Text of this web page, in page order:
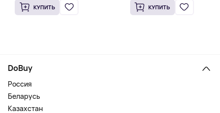
КУПИТЬ КУПИТЬ
DoBuy
Россия
Беларусь
Казахстан